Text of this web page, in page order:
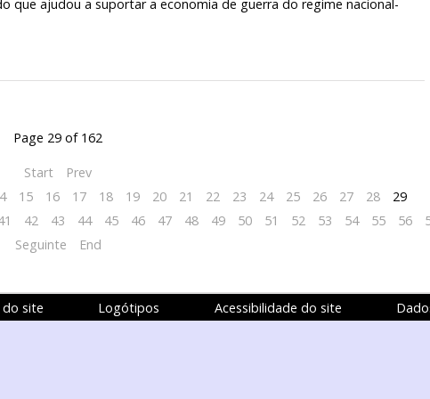
que ajudou a suportar a economia de guerra do regime nacional-
Page 29 of 162
Start
Prev
15 16 17 18 19 20 21 22 23 24 25 26 27 28
29
42 43 44 45 46 47 48 49 50 51 52 53 54 55 56
Seguinte
End
site Logótipos Acessibilidade do site